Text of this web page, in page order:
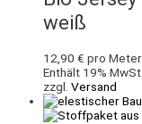
weiß
12,90 € pro Meter
Enthält 19%
zzgl. Versand